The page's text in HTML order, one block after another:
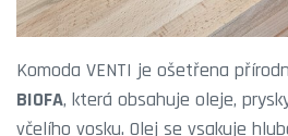
Komoda VENTI je ošetřena
BIOFA, která obsahuje oleje,
včelího vosku. Olej se vsakuje